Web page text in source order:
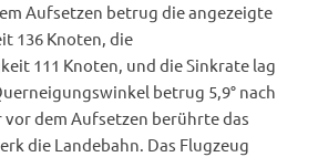
Aufsetzen betrug die angezeigte
136 Knoten, die
111 Knoten, und die Sinkrate lag
betrug 5,9° nach
dem Aufsetzen berührte das
die Landebahn. Das Flugzeug